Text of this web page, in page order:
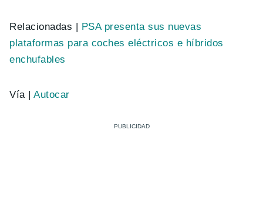
Relacionadas | PSA presenta sus nuevas
plataformas para coches eléctricos e híbridos
enchufables
Vía |Autocar